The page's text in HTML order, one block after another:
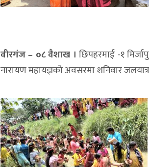
वीरगंज – ०८ वैशाख । छिपहरमाई -१
नारायण महायज्ञको अवसरमा शनिवार